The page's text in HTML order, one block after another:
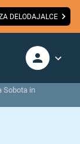
DELODAJALCE
Sobota in